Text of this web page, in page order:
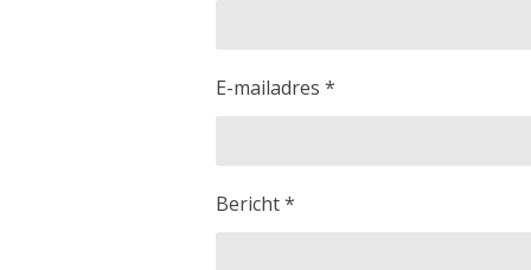
E-mailadres *
Bericht *